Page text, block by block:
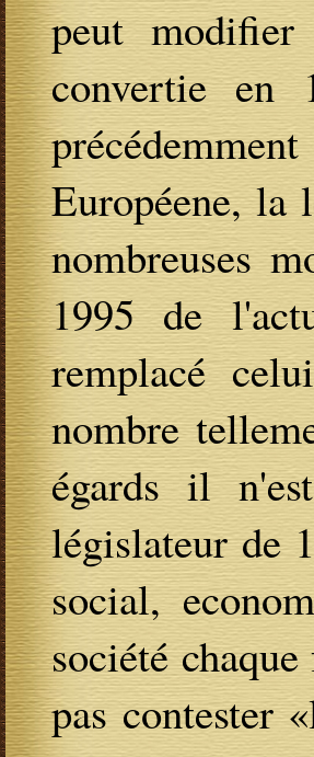
peut modifier
convertie
Européene, la
nombreuses
1995 de
remplacé
nombre
égards il
législateur de
social,
société
pas contester